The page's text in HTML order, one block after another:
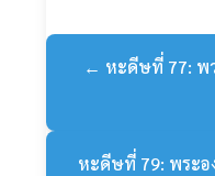
← หะดีษที่ 77: พ
หะดีษที่ 79: พระ